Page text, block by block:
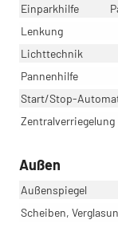
Einparkhilfe
Lenkung
Lichttechnik
Pannenhilfe
Start/Stop-
Zentralverriegelung
Außen
Außenspiegel
Scheiben,